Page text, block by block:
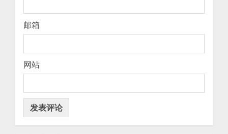
邮箱
网站